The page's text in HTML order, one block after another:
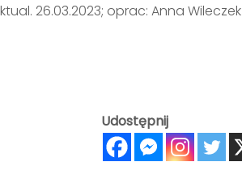
26.03.2023; oprac: Anna Wileczek
Udostępnij